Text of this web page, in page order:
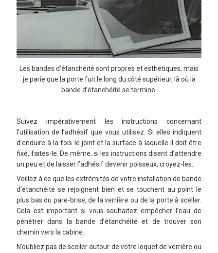
Les bandes d’étanchéité sont propres et esthétiques, mais
je parie que la porte fuit le long du côté supérieur, là où la
bande d’étanchéité se termine.
Suivez impérativement les instructions concernant
l’utilisation de l’adhésif que vous utilisez. Si elles indiquent
d’enduire à la fois le joint et la surface à laquelle il doit être
fixé, faites-le. De même, si les instructions disent d’attendre
un peu et de laisser l’adhésif devenir poisseux, croyez-les.
Veillez à ce que les extrémités de votre installation de bande
d’étanchéité se rejoignent bien et se touchent au point le
plus bas du pare-brise, de la verrière ou de la porte à sceller.
Cela est important si vous souhaitez empêcher l’eau de
pénétrer dans la bande d’étanchéité et de trouver son
chemin vers la cabine.
N’oubliez pas de sceller autour de votre loquet de verrière ou